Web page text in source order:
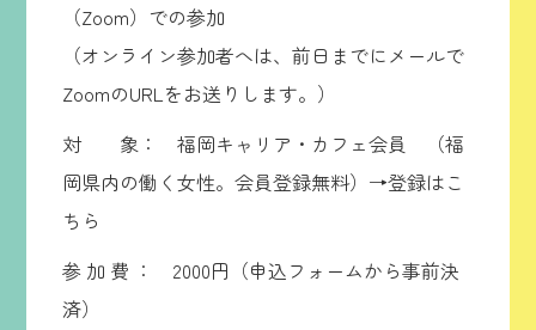
（Zoom）での参加
（オンライン参加者へは、前日までにメールで
ZoomのURLをお送りします。）
対 象： 福岡キャリア・カフェ会員 （福
岡県内の働く女性。会員登録無料） →登録はこ
ちら
参 加 費 ： 2000円（申込フォームから事前決
済）